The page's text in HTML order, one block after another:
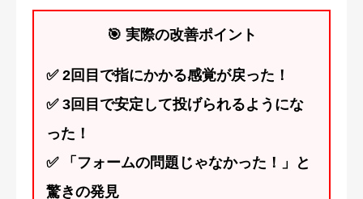
🎯 実際の改善ポイント
✅ 2回目で指にかかる感覚が戻った！
✅ 3回目で安定して投げられるようにな
った！
✅ 「フォームの問題じゃなかった！」と
驚きの発見